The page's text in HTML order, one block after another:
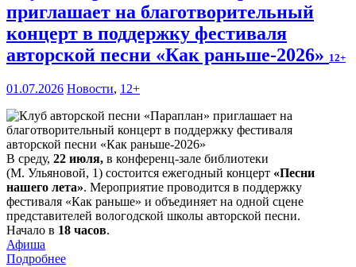
приглашает на благотворительный
концерт в поддержку фестиваля
авторской песни «Как раньше-2026» 12+
01.07.2026 Новости, 12+
В среду, 22 июля, в конференц-зале библиотеки
(М. Ульяновой, 1) состоится ежегодный концерт «Песни
нашего лета». Мероприятие проводится в поддержку
фестиваля «Как раньше» и объединяет на одной сцене
представителей вологодской школы авторской песни.
Начало в 18 часов.
Афиша
Подробнее